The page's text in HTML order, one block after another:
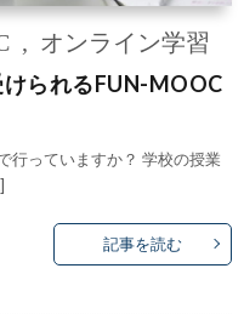
オンライン学習
られるFUN-MOOC
行っていますか？ 学校の授業
記事を読む